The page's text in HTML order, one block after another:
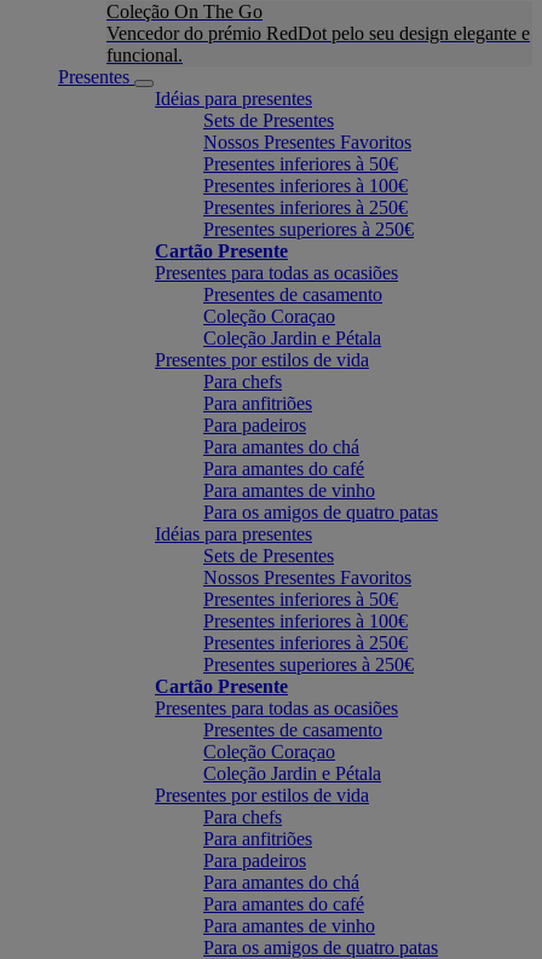
Coleção On The Go
Vencedor do prémio RedDot pelo seu design elegante e
funcional.
Presentes
Idéias para presentes
Sets de Presentes
Nossos Presentes Favoritos
Presentes inferiores à 50€
Presentes inferiores à 100€
Presentes inferiores à 250€
Presentes superiores à 250€
Cartão Presente
Presentes para todas as ocasiões
Presentes de casamento
Coleção Coraçao
Coleção Jardin e Pétala
Presentes por estilos de vida
Para chefs
Para anfitriões
Para padeiros
Para amantes do chá
Para amantes do café
Para amantes de vinho
Para os amigos de quatro patas
Idéias para presentes
Sets de Presentes
Nossos Presentes Favoritos
Presentes inferiores à 50€
Presentes inferiores à 100€
Presentes inferiores à 250€
Presentes superiores à 250€
Cartão Presente
Presentes para todas as ocasiões
Presentes de casamento
Coleção Coraçao
Coleção Jardin e Pétala
Presentes por estilos de vida
Para chefs
Para anfitriões
Para padeiros
Para amantes do chá
Para amantes do café
Para amantes de vinho
Para os amigos de quatro patas